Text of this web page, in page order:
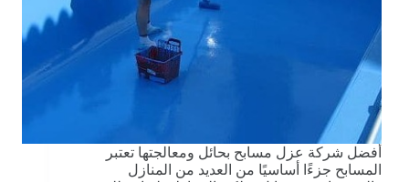
أفضل شركة عزل مسابح بحائل ومعالجتها تعتبر
المسابح جزءًا أساسيًا من العديد من المنازل